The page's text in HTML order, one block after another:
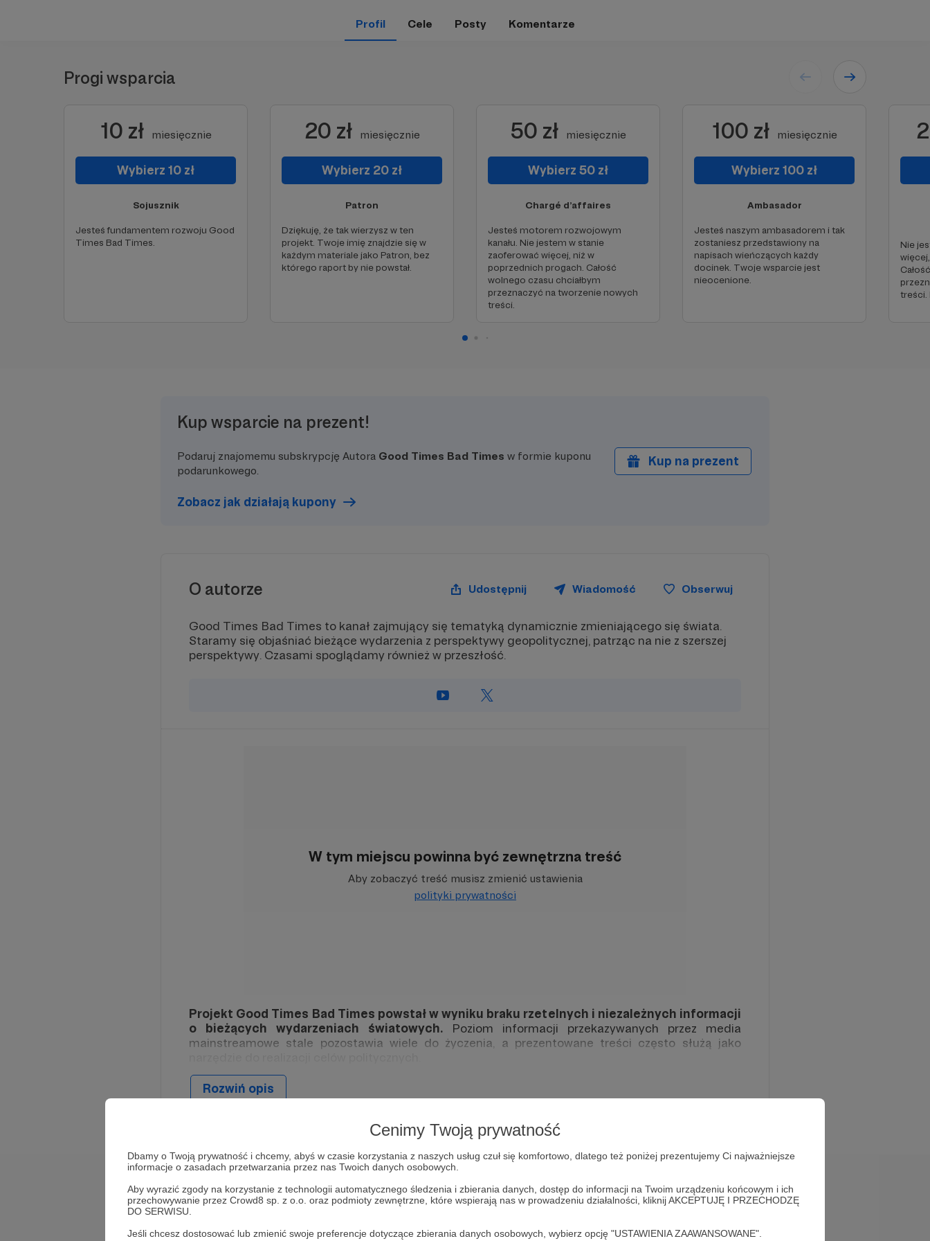
Cenimy Twoją prywatność
Dbamy o Twoją prywatność i chcemy, abyś w czasie korzystania z naszych usług czuł się komfortowo, dlatego też poniżej prezentujemy Ci najważniejsze
informacje o zasadach przetwarzania przez nas Twoich danych osobowych.
Aby wyrazić zgody na korzystanie z technologii automatycznego śledzenia i zbierania danych, dostęp do informacji na Twoim urządzeniu końcowym i ich
przechowywanie przez Crowd8 sp. z o.o. oraz podmioty zewnętrzne, które wspierają nas w prowadzeniu działalności, kliknij AKCEPTUJĘ I PRZECHODZĘ
DO SERWISU.
Jeśli chcesz dostosować lub zmienić swoje preferencje dotyczące zbierania danych osobowych, wybierz opcję "USTAWIENIA ZAAWANSOWANE".
Profil Cele Posty Komentarze
Progi wsparcia
10 zł miesięcznie
Wybierz 10 zł
Sojusznik
Jesteś fundamentem rozwoju Good
Times Bad Times.
20 zł miesięcznie
Wybierz 20 zł
Patron
Dziękuję, że tak wierzysz w ten
projekt. Twoje imię znajdzie się w
każdym materiale jako Patron, bez
którego raport by nie powstał.
50 zł miesięcznie
Wybierz 50 zł
Chargé d’affaires
Jesteś motorem rozwojowym
kanału. Nie jestem w stanie
zaoferować więcej, niż w
poprzednich progach. Całość
wolnego czasu chciałbym
przeznaczyć na tworzenie nowych
treści.
100 zł miesięcznie
Wybierz 100 zł
Ambasador
Jesteś naszym ambasadorem i tak
zostaniesz przedstawiony na
napisach wieńczących każdy
docinek. Twoje wsparcie jest
nieocenione.
Nie
treści.
Kup wsparcie na prezent!
Podaruj znajomemu subskrypcję Autora Good Times Bad Times w formie kuponu
podarunkowego.
Zobacz jak działają kupony
Kup na prezent
O autorze Udostępnij Wiadomość Obserwuj
Good Times Bad Times to kanał zajmujący się tematyką dynamicznie zmieniającego się świata.
Staramy się objaśniać bieżące wydarzenia z perspektywy geopolitycznej, patrząc na nie z szerszej
perspektywy. Czasami spoglądamy również w przeszłość.
W tym miejscu powinna być zewnętrzna treść
Aby zobaczyć treść musisz zmienić ustawienia
polityki prywatności
Projekt Good Times Bad Times powstał w wyniku braku rzetelnych i niezależnych informacji
o bieżących wydarzeniach światowych. Poziom informacji przekazywanych przez media
mainstreamowe stale pozostawia wiele do życzenia, a prezentowane treści często służą jako
GTBT koncentruje się omawianiu tego, co istotne na świecie, w sposób jak najbardziej bezstronny
i rzetelny. Przyglądamy się m.in. strategicznej rywalizacji pomiędzy Stanami Zjednoczonymi, a
być wszędzie tam gdzie dzieją się rzeczy zmieniające naszą rzeczywistość.
A to wszystko na bazie syntezy informacji płynących z czołowych polskich i światowych think
tanków, przedstawione w sposób spójny i miły dla oka oraz ucha.
Rozwiń opis
Cele
Okiem eksperta Podstawowe opłaty Większa częstotliwość